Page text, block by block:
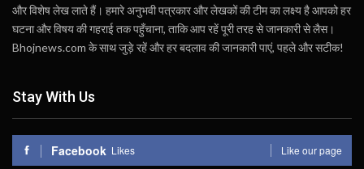
और विशेष लेख लाते हैं। हमारे अनुभवी पत्रकार और लेखकों की टीम का लक्ष्य है आपको हर
घटना और विषय की गहराई तक पहुँचाना, ताकि आप रहें पूरी तरह से जानकारी से लैस।
Bhojnews.com के साथ जुड़े रहें और हर बदलाव की जानकारी पाएं, पहले और सटीक!
Stay With Us
Facebook Likes Like our page